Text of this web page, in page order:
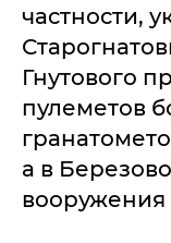
частности,
Гнутового
пулеметов
а в